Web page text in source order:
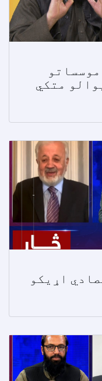
متکي
اړیکو